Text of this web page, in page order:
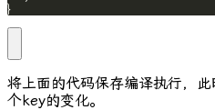
}
将上面的代码保存编译执行，
个key的变化。